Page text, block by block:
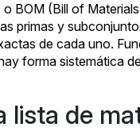
o BOM (Bill of
primas y
de cada uno.
forma sistemática
lista de